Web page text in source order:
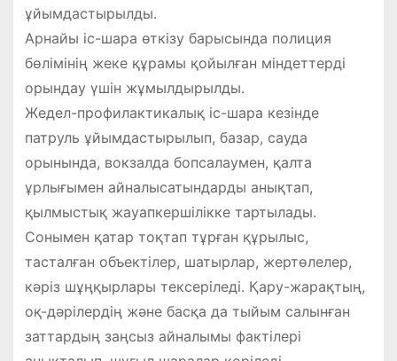
ұйымдастырылды.
Арнайы іс-шара өткізу барысында полиция
бөлімінің жеке құрамы қойылған міндеттерді
орындау үшін жұмылдырылды.
Жедел-профилактикалық іс-шара кезінде
патруль ұйымдастырылып, базар, сауда
орынында, вокзалда бопсалаумен, қалта
ұрлығымен айналысатындарды анықтап,
қылмыстық жауапкершілікке тартылады.
Сонымен қатар тоқтап тұрған құрылыс,
тасталған объектілер, шатырлар, жертөлелер,
кәріз шұңқырлары тексеріледі. Қару-жарақтың,
оқ-дәрілердің және басқа да тыйым салынған
заттардың заңсыз айналымы фактілері